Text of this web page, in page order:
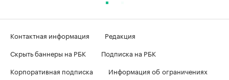
Контактная информация
Редакция
Скрыть баннеры на РБК
Подписка на РБК
Корпоративная подписка
Информация об ограничениях